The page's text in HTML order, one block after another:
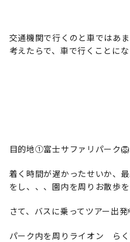
交通機関で行くのと車ではあ
考えたらで、車で行くことに
目的地①富士サファリパーク🦁
着く時間が遅かったせいか、
をし、、、園内を周りお散歩
さて、バスに乗ってツアー出
パーク内を周りライオン ら